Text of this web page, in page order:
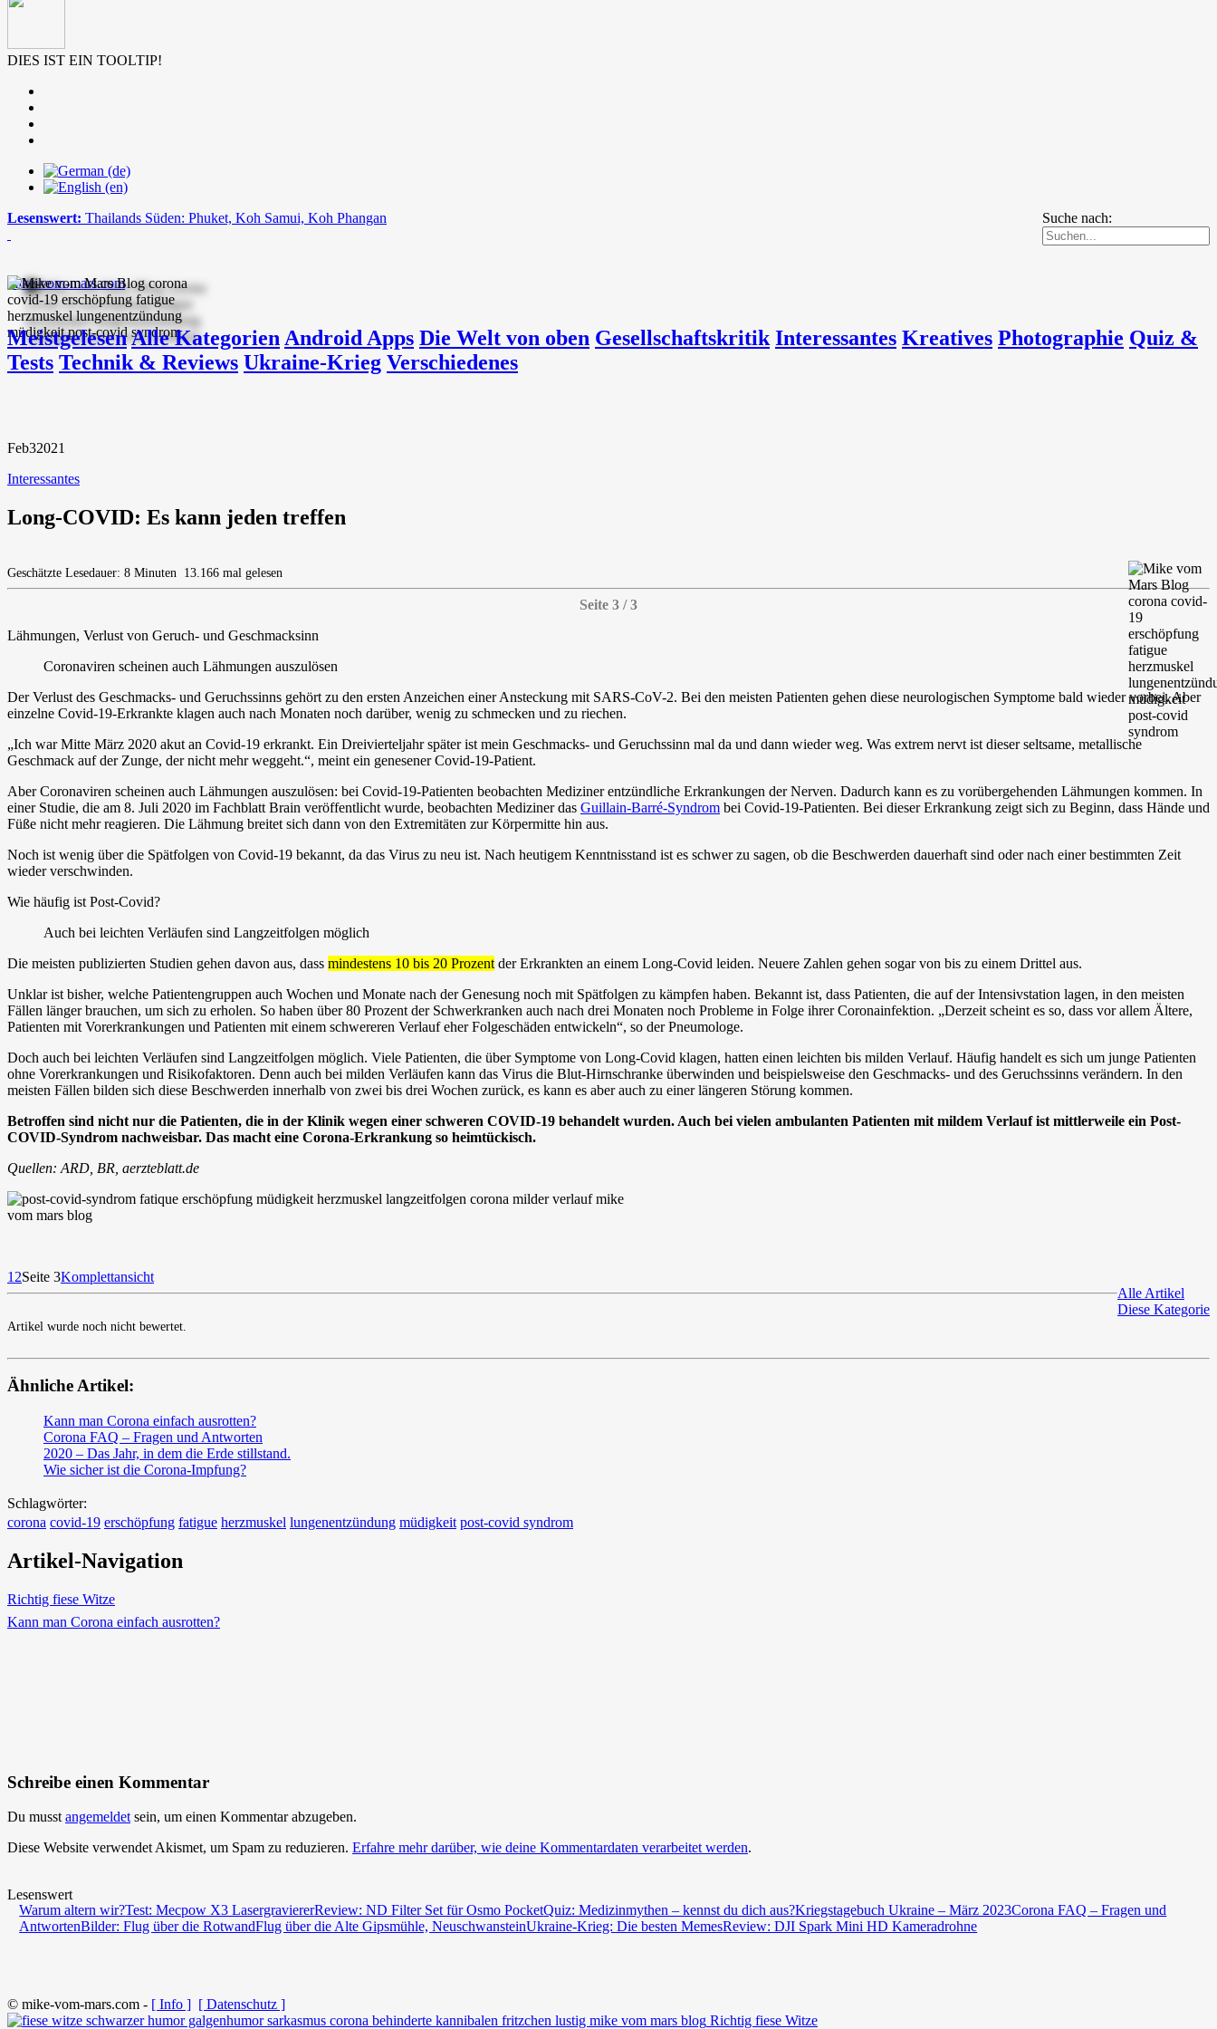
DIES IST EIN TOOLTIP!
Suche nach:
Lesenswert: Thailands Süden: Phuket, Koh Samui, Koh Phangan
mike-vom-mars.com
MeistgelesenAlle Kategorien Android Apps Die Welt von oben Gesellschaftskritik Interessantes Kreatives Photographie Quiz &
Tests Technik & Reviews Ukraine-Krieg Verschiedenes
Feb32021
Interessantes
Long-COVID: Es kann jeden treffen
Geschätzte Lesedauer: 8 Minuten 13.166 mal gelesen
Seite 3 / 3
Lähmungen, Verlust von Geruch- und Geschmacksinn
Coronaviren scheinen auch Lähmungen auszulösen
Der Verlust des Geschmacks- und Geruchssinns gehört zu den ersten Anzeichen einer Ansteckung mit SARS-CoV-2. Bei den meisten Patienten gehen diese neurologischen Symptome bald wieder vorbei. Aber
einzelne Covid-19-Erkrankte klagen auch nach Monaten noch darüber, wenig zu schmecken und zu riechen.
„Ich war Mitte März 2020 akut an Covid-19 erkrankt. Ein Dreivierteljahr später ist mein Geschmacks- und Geruchssinn mal da und dann wieder weg. Was extrem nervt ist dieser seltsame, metallische
Geschmack auf der Zunge, der nicht mehr weggeht.“, meint ein genesener Covid-19-Patient.
Aber Coronaviren scheinen auch Lähmungen auszulösen: bei Covid-19-Patienten beobachten Mediziner entzündliche Erkrankungen der Nerven. Dadurch kann es zu vorübergehenden Lähmungen kommen. In
einer Studie, die am 8. Juli 2020 im Fachblatt Brain veröffentlicht wurde, beobachten Mediziner das Guillain-Barré-Syndrom bei Covid-19-Patienten. Bei dieser Erkrankung zeigt sich zu Beginn, dass Hände und
Füße nicht mehr reagieren. Die Lähmung breitet sich dann von den Extremitäten zur Körpermitte hin aus.
Noch ist wenig über die Spätfolgen von Covid-19 bekannt, da das Virus zu neu ist. Nach heutigem Kenntnisstand ist es schwer zu sagen, ob die Beschwerden dauerhaft sind oder nach einer bestimmten Zeit
wieder verschwinden.
Wie häufig ist Post-Covid?
Auch bei leichten Verläufen sind Langzeitfolgen möglich
Die meisten publizierten Studien gehen davon aus, dass mindestens 10 bis 20 Prozent der Erkrankten an einem Long-Covid leiden. Neuere Zahlen gehen sogar von bis zu einem Drittel aus.
Unklar ist bisher, welche Patientengruppen auch Wochen und Monate nach der Genesung noch mit Spätfolgen zu kämpfen haben. Bekannt ist, dass Patienten, die auf der Intensivstation lagen, in den meisten
Fällen länger brauchen, um sich zu erholen. So haben über 80 Prozent der Schwerkranken auch nach drei Monaten noch Probleme in Folge ihrer Coronainfektion. „Derzeit scheint es so, dass vor allem Ältere,
Patienten mit Vorerkrankungen und Patienten mit einem schwereren Verlauf eher Folgeschäden entwickeln“, so der Pneumologe.
Doch auch bei leichten Verläufen sind Langzeitfolgen möglich. Viele Patienten, die über Symptome von Long-Covid klagen, hatten einen leichten bis milden Verlauf. Häufig handelt es sich um junge Patienten
ohne Vorerkrankungen und Risikofaktoren. Denn auch bei milden Verläufen kann das Virus die Blut-Hirnschranke überwinden und beispielsweise den Geschmacks- und des Geruchssinns verändern. In den
meisten Fällen bilden sich diese Beschwerden innerhalb von zwei bis drei Wochen zurück, es kann es aber auch zu einer längeren Störung kommen.
Betroffen sind nicht nur die Patienten, die in der Klinik wegen einer schweren COVID-19 behandelt wurden. Auch bei vielen ambulanten Patienten mit mildem Verlauf ist mittlerweile ein Post-
COVID-Syndrom nachweisbar. Das macht eine Corona-Erkrankung so heimtückisch.
Quellen: ARD, BR, aerzteblatt.de
1 2Seite 3Komplettansicht
Alle Artikel
Diese Kategorie
Artikel wurde noch nicht bewertet.
Ähnliche Artikel:
Kann man Corona einfach ausrotten?
Corona FAQ – Fragen und Antworten
2020 – Das Jahr, in dem die Erde stillstand.
Wie sicher ist die Corona-Impfung?
Schlagwörter:
corona covid-19 erschöpfung fatigue herzmuskel lungenentzündung müdigkeit post-covid syndrom
Artikel-Navigation
Richtig fiese Witze
Kann man Corona einfach ausrotten?
Schreibe einen Kommentar
Du musst angemeldet sein, um einen Kommentar abzugeben.
Diese Website verwendet Akismet, um Spam zu reduzieren. Erfahre mehr darüber, wie deine Kommentardaten verarbeitet werden.
Lesenswert
Warum altern wir?Test: Mecpow X3 LasergraviererReview: ND Filter Set für Osmo PocketQuiz: Medizinmythen – kennst du dich aus?Kriegstagebuch Ukraine – März 2023Corona FAQ – Fragen und
AntwortenBilder: Flug über die RotwandFlug über die Alte Gipsmühle, NeuschwansteinUkraine-Krieg: Die besten MemesReview: DJI Spark Mini HD Kameradrohne
© mike-vom-mars.com - [ Info ] [ Datenschutz ]
Richtig fiese Witze